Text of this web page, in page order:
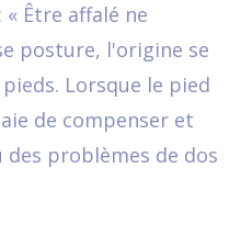
« Être affalé ne
posture, l'origine se
Lorsque le pied
de compenser et
problèmes de dos